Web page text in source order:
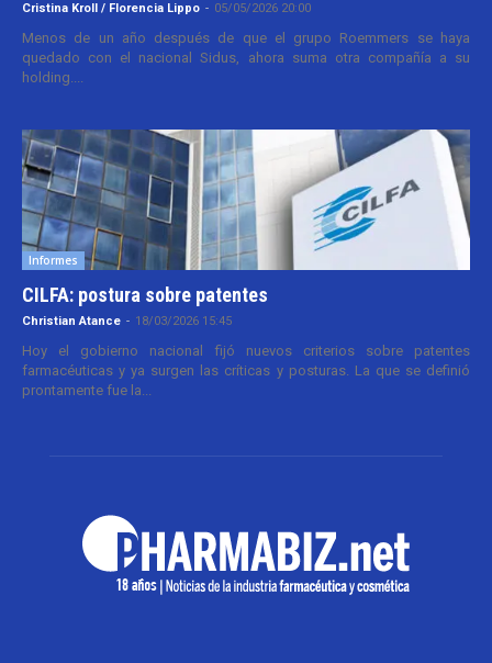
Cristina Kroll / Florencia Lippo - 05/05/2026 20:00
Menos de un año después de que el grupo Roemmers se haya
quedado con el nacional Sidus, ahora suma otra compañía a su
holding....
Informes
CILFA: postura sobre patentes
Christian Atance - 18/03/2026 15:45
Hoy el gobierno nacional fijó nuevos criterios sobre patentes
farmacéuticas y ya surgen las críticas y posturas. La que se definió
prontamente fue la...